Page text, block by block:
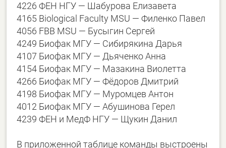
4226 ФЕН НГУ — Шабурова Елизавета
4165 Biological Faculty MSU — Филенко Павел
4056 FBB MSU — Бусыгин Сергей
4249 Биофак МГУ — Сибирякина Дарья
4107 Биофак МГУ — Дьяченко Анна
4154 Биофак МГУ — Мазакина Виолетта
4266 Биофак МГУ — Фёдоров Дмитрий
4198 Биофак МГУ — Муромцев Антон
4012 Биофак МГУ — Абушинова Герел
4239 ФЕН и МедФ НГУ — Щукин Данил
В приложенной таблице команды выстроены